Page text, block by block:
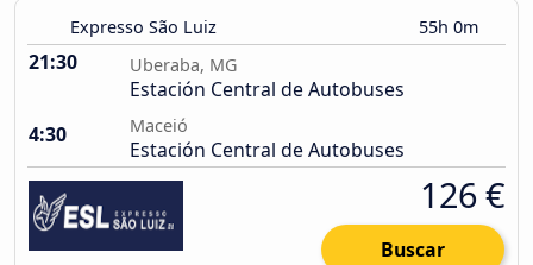
Expresso São Luiz 55h 0m
21:30 Uberaba, MG
Estación Central de Autobuses
4:30
Maceió
Estación Central de Autobuses
126 €
Buscar